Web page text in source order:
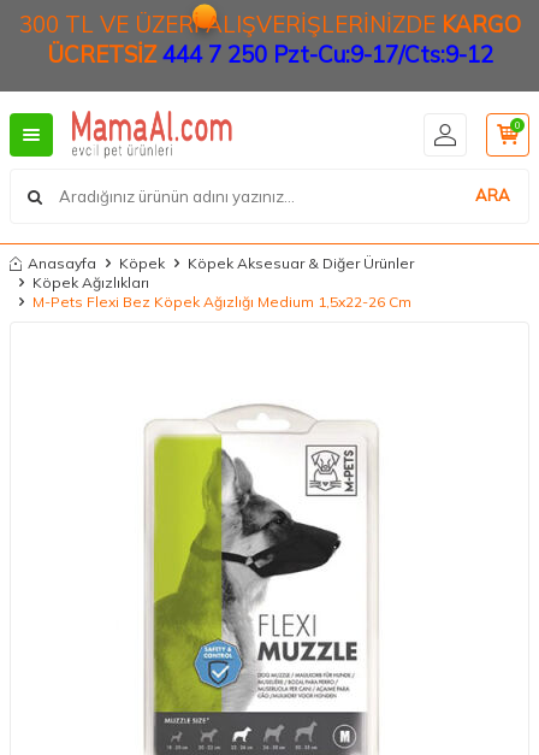
300 TL VE ÜZERİ ALIŞVERİŞLERİNİZDE KARGO
ÜCRETSİZ444 7 250 Pzt-Cu:9-17/Cts:9-12
ARA
0
Anasayfa Köpek
Köpek Aksesuar & Diğer Ürünler
Köpek Ağızlıkları
M-Pets Flexi Bez Köpek Ağızlığı Medium 1,5x22-26 Cm